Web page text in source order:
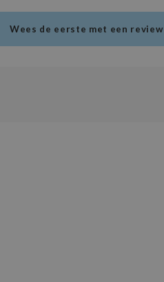
Wees de eerste met een review